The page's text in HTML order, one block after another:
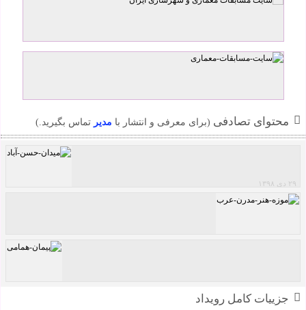
محتوای تصادفی (برای معرفی و انتشار با مدیر تماس بگیرید.)
فراخوان مسابقه طرح معماری و احیا ضلع شمال
۲۹ دی ۱۳۹۸
موزه هنرهای مدرن عرب در امارات اثر حبیبه
پیمان همامیجزییات کامل رویداد